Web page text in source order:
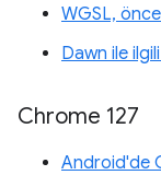
WGSL,
Dawn ile
Chrome 127
Android'de